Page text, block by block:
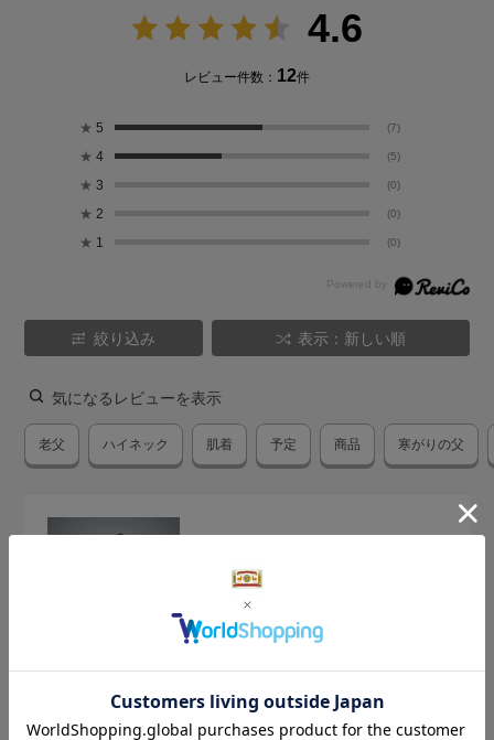
4.6
レビュー件数： 12件
★ 5 (7)
★ 4 (5)
★ 3 (0)
★ 2 (0)
★ 1 (0)
絞り込み 表示：新しい順
気になるレビューを表示
老父 ハイネック 肌着 予定 商品 寒がりの父
2026.2.1
今までにないあたたかさで